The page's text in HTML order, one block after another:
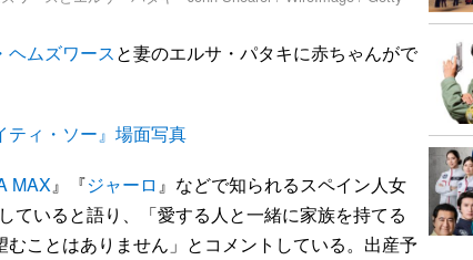
ヘムズワースと妻のエルサ・パタキに赤ちゃんがで
ティ・ソー』場面写真
MAX』『ジャーロ 』などで知られるスペイン人女
ていると語り、「愛する人と一緒に家族を持てる
ことはありません」とコメントしている。出産予